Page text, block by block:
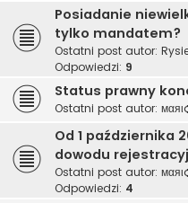
Posiadanie
tylko mandatem?
Ostatni post autor:
Odpowiedzi: 9
Status prawny
Ostatni post autor:
Od 1 października
dowodu
Ostatni post autor:
Odpowiedzi: 4